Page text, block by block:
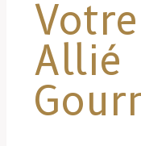
Allié